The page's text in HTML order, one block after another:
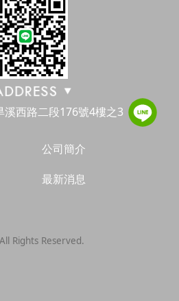
溪西路二段176號4樓之3
公司簡介
最新消息
Rights Reserved.